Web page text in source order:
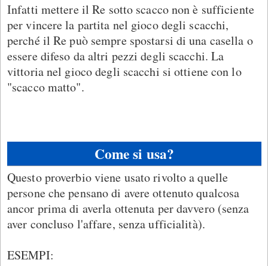
Infatti mettere il Re sotto scacco non è sufficiente
per vincere la partita nel gioco degli scacchi,
perché il Re può sempre spostarsi di una casella o
essere difeso da altri pezzi degli scacchi. La
vittoria nel gioco degli scacchi si ottiene con lo
"scacco matto".
Come si usa?
Questo proverbio viene usato rivolto a quelle
persone che pensano di avere ottenuto qualcosa
ancor prima di averla ottenuta per davvero (senza
aver concluso l'affare, senza ufficialità).
ESEMPI: